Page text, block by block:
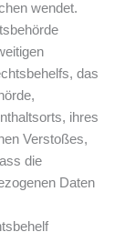
wendet.
das
ihres
Verstoßes,
die
Daten